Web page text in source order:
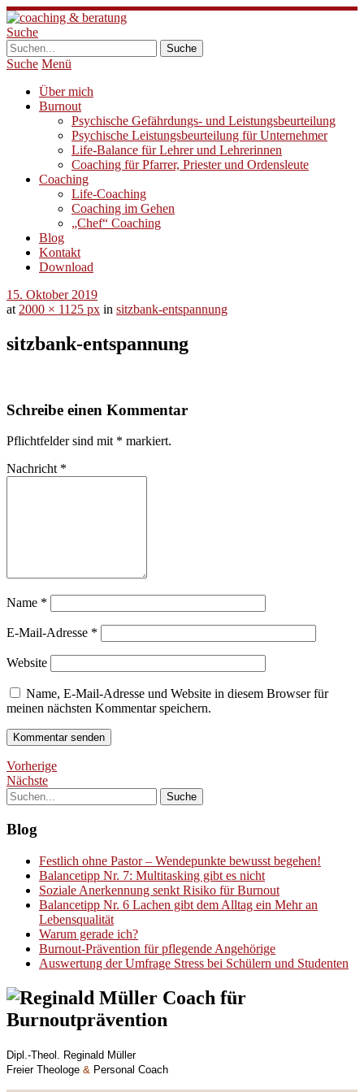
Suche
Suche Menü
Über mich
Burnout
Psychische Gefährdungs- und Leistungsbeurteilung
Psychische Leistungsbeurteilung für Unternehmer
Life-Balance für Lehrer und Lehrerinnen
Coaching für Pfarrer, Priester und Ordensleute
Coaching
Life-Coaching
Coaching im Gehen
„Chef“ Coaching
Blog
Kontakt
Download
15. Oktober 2019
at 2000 × 1125 px in sitzbank-entspannung
sitzbank-entspannung
Schreibe einen Kommentar
Pflichtfelder sind mit * markiert.
Nachricht *
Name *
E-Mail-Adresse *
Website
Name, E-Mail-Adresse und Website in diesem Browser für
meinen nächsten Kommentar speichern.
Vorherige
Nächste
Blog
Festlich ohne Pastor – Wendepunkte bewusst begehen!
Balancetipp Nr. 7: Multitasking gibt es nicht
Soziale Anerkennung senkt Risiko für Burnout
Balancetipp Nr. 6 Lachen gibt dem Alltag ein Mehr an
Lebensqualität
Warum gerade ich?
Burnout-Prävention für pflegende Angehörige
Auswertung der Umfrage Stress bei Schülern und Studenten
Dipl.-Theol. Reginald Müller
Freier Theologe & Personal Coach